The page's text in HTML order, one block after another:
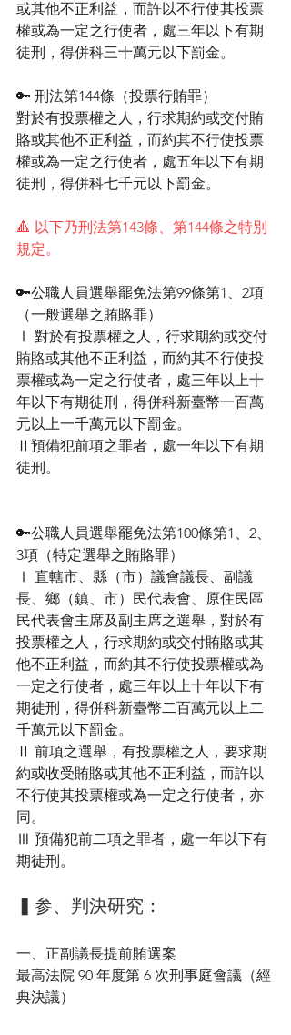
或其他不正利益，而許以不行使其投票
權或為一定之行使者，處三年以下有期
徒刑，得併科三十萬元以下罰金。
🔑 刑法第144條（投票行賄罪）
對於有投票權之人，行求期約或交付賄
賂或其他不正利益，而約其不行使投票
權或為一定之行使者，處五年以下有期
徒刑，得併科七千元以下罰金。
🔺 以下乃刑法第143條、第144條之特別
規定。
🔑公職人員選舉罷免法第99條第1、2項
（一般選舉之賄賂罪）
Ⅰ 對於有投票權之人，行求期約或交付
賄賂或其他不正利益，而約其不行使投
票權或為一定之行使者，處三年以上十
年以下有期徒刑，得併科新臺幣一百萬
元以上一千萬元以下罰金。
Ⅱ預備犯前項之罪者，處一年以下有期
徒刑。
🔑公職人員選舉罷免法第100條第1、2、
3項（特定選舉之賄賂罪）
Ⅰ 直轄市、縣（市）議會議長、副議
長、鄉（鎮、市）民代表會、原住民區
民代表會主席及副主席之選舉，對於有
投票權之人，行求期約或交付賄賂或其
他不正利益，而約其不行使投票權或為
一定之行使者，處三年以上十年以下有
期徒刑，得併科新臺幣二百萬元以上二
千萬元以下罰金。
Ⅱ 前項之選舉，有投票權之人，要求期
約或收受賄賂或其他不正利益，而許以
不行使其投票權或為一定之行使者，亦
同。
Ⅲ 預備犯前二項之罪者，處一年以下有
期徒刑。
▍参、判決研究：
一、正副議長提前賄選案
最高法院 90 年度第 6 次刑事庭會議（經
典決議）